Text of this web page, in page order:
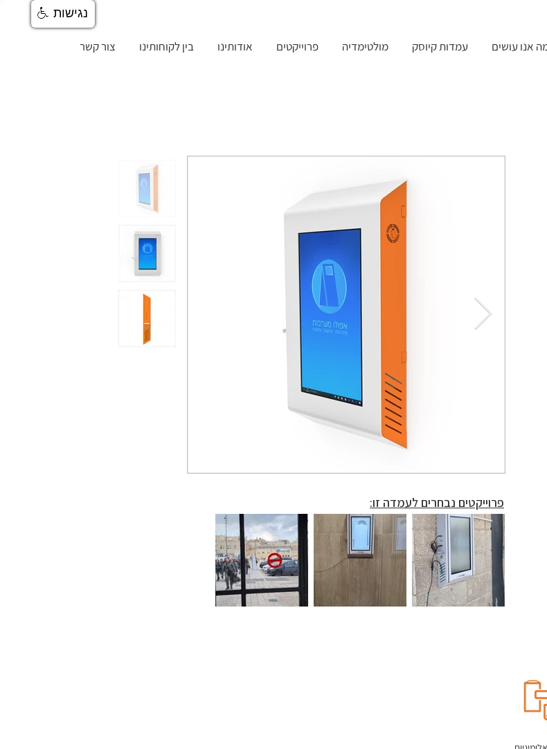
אנו עושים עמדות קיוסק מולטימדיה פרוייקטים אודותינו בין לקוחותינו צור קשר
עמדת מידע - מותאמת אישית
עמדת מידע - מותאמת אישית
עמדת מידע - מותאמת אישית
עמדת מידע - מותאמת אישית
עמדת מידע - מותאמת אישית
עמדת מידע - מותאמת אישית
עמדת מידע - מותאמת אישית
עמדת מידע - מותאמת אישית
עמדת מידע - מותאמת אישית
עמדת מידע - מותאמת אישית
עמדת מידע - מותאמת אישית
פרוייקטים נבחרים לעמדה זו:
נגישות